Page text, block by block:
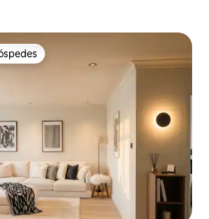
dos hóspedes